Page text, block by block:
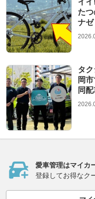
イ
た
ナゼ
タ
岡
同
愛車管理はマイカ
登録してお得なク